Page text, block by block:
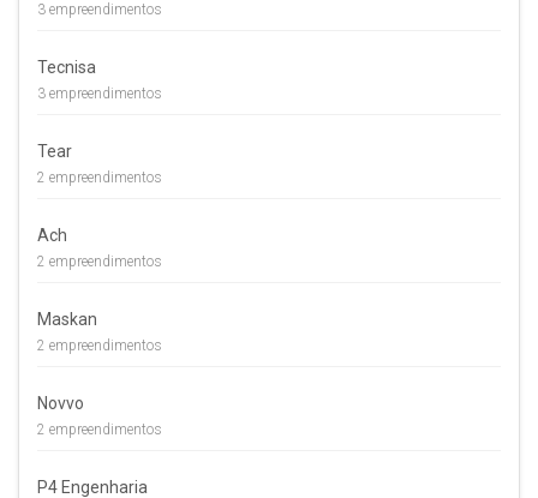
3 empreendimentos
Tecnisa
3 empreendimentos
Tear
2 empreendimentos
Ach
2 empreendimentos
Maskan
2 empreendimentos
Novvo
2 empreendimentos
P4 Engenharia